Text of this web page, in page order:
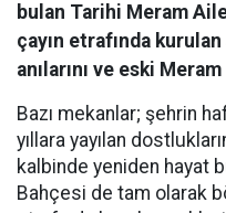
bulan Tarihi Meram
çayın etrafında
anılarını ve eski
Bazı mekanlar; şehrin
yıllara yayılan
kalbinde yeniden hayat
Bahçesi de tam olarak